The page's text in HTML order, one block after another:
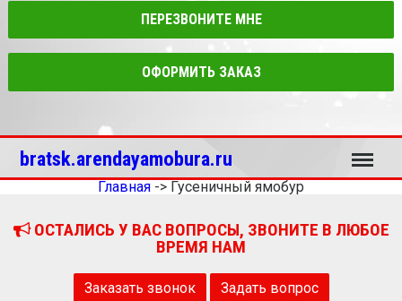
ПЕРЕЗВОНИТЕ МНЕ
ОФОРМИТЬ ЗАКАЗ
bratsk.arendayamobura.ru Меню
Главная -> Гусеничный ямобур
ОСТАЛИСЬ У ВАС ВОПРОСЫ, ЗВОНИТЕ В ЛЮБОЕ
ВРЕМЯ НАМ
Заказать звонок Задать вопрос